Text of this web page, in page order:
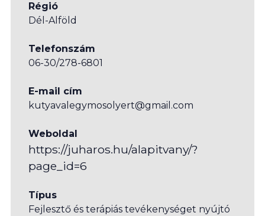
Régió
Dél-Alföld
Telefonszám
06-30/278-6801
E-mail cím
kutyavalegymosolyert@gmail.com
Weboldal
https://juharos.hu/alapitvany/?
page_id=6
Típus
Fejlesztő és terápiás tevékenységet nyújtó